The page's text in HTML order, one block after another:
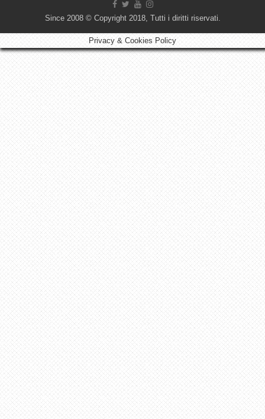
Since 2008 © Copyright 2018, Tutti i diritti riservati.
Privacy & Cookies Policy